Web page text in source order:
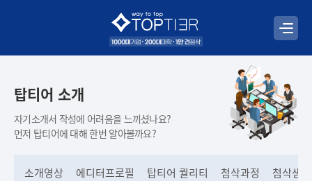
탑티어 소개
자기소개서 작성에 어려움을 느끼셨나요?
먼저 탑티어에 대해 한번 알아볼까요?
소개영상 에디터프로필 탑티어 퀄리티 첨삭과정 첨삭샘플